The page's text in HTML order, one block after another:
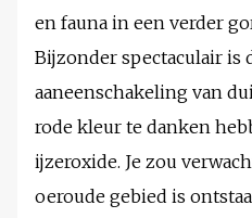
en fauna in een verder
Bijzonder spectaculair is
aaneenschakeling van
rode kleur te danken
ijzeroxide. Je zou
oeroude gebied is